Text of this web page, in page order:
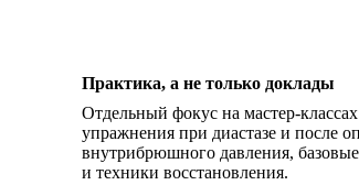
Практика, а не только доклады
Отдельный фокус на мастер-
упражнения при диастазе и после
внутрибрюшного давления,
и техники восстановления.